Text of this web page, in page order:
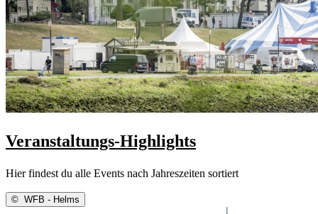
Veranstaltungs-Highlights
Hier findest du alle Events nach Jahreszeiten sortiert
© WFB - Helms